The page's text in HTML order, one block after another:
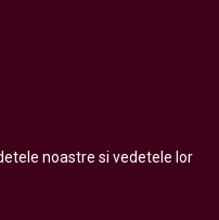
noastre si vedetele lor